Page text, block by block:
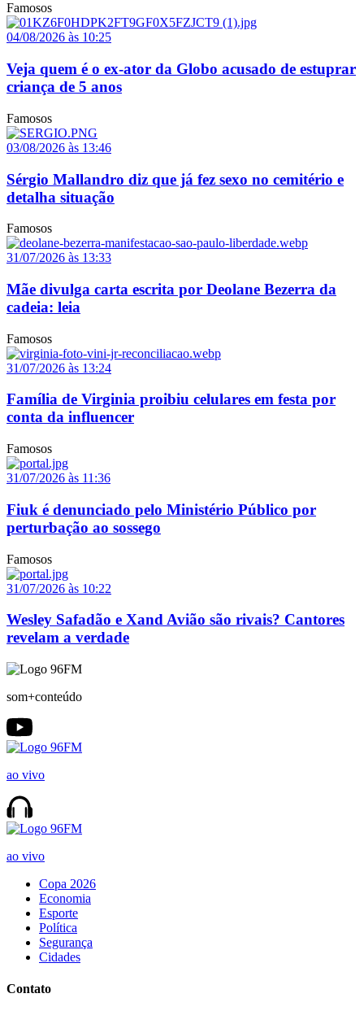
Famosos
04/08/2026 às 10:25
Veja quem é o ex-ator da Globo acusado de estuprar
criança de 5 anos
Famosos
03/08/2026 às 13:46
Sérgio Mallandro diz que já fez sexo no cemitério e
detalha situação
Famosos
31/07/2026 às 13:33
Mãe divulga carta escrita por Deolane Bezerra da
cadeia: leia
Famosos
31/07/2026 às 13:24
Família de Virginia proibiu celulares em festa por
conta da influencer
Famosos
31/07/2026 às 11:36
Fiuk é denunciado pelo Ministério Público por
perturbação ao sossego
Famosos
31/07/2026 às 10:22
Wesley Safadão e Xand Avião são rivais? Cantores
revelam a verdade
som+conteúdo
ao vivo
ao vivo
Copa 2026
Economia
Esporte
Política
Segurança
Cidades
Contato